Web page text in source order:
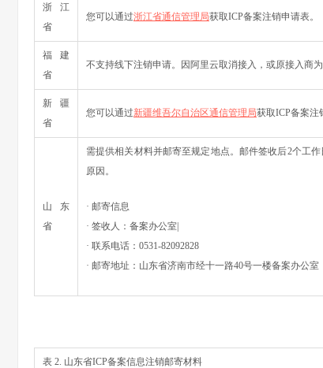
浙江
省
您可以通过浙江省通信管理局获取ICP备案注销申请表。
福建
省
不支持线下注销申请。因阿里云取消接入，或原接入商
新疆
省
您可以通过新疆维吾尔自治区通信管理局获取ICP备案注
山东
省
需提供相关材料并邮寄至规定地点。邮件签收后2个工作
原因。
· 邮寄信息
· 签收人：备案办公室|
· 联系电话：0531-82092828
· 邮寄地址：山东省济南市经十一路40号一楼备案办公室
表 2. 山东省ICP备案信息注销邮寄材料